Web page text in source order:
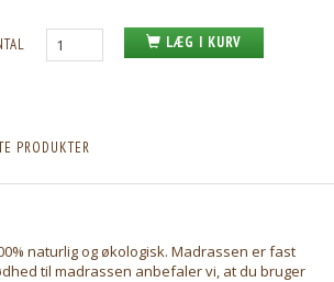
LÆG I KURV
PRODUKTER
naturlig og økologisk. Madrassen er fast
til madrassen anbefaler vi, at du bruger